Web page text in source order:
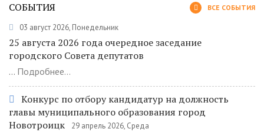
СОБЫТИЯ ВСЕ СОБЫТИЯ
03 август 2026, Понедельник
25 августа 2026 года очередное заседание
городского Совета депутатов
... Подробнее...
Конкурс по отбору кандидатур на должность
главы муниципального образования город
Новотроицк
29 апрель 2026, Среда